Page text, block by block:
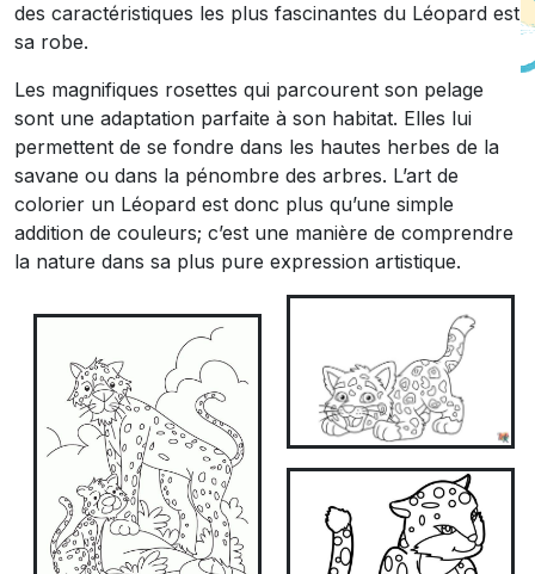
des caractéristiques les plus fascinantes du Léopard est
sa robe.
Les magnifiques rosettes qui parcourent son pelage
sont une adaptation parfaite à son habitat. Elles lui
permettent de se fondre dans les hautes herbes de la
savane ou dans la pénombre des arbres. L’art de
colorier un Léopard est donc plus qu’une simple
addition de couleurs; c’est une manière de comprendre
la nature dans sa plus pure expression artistique.